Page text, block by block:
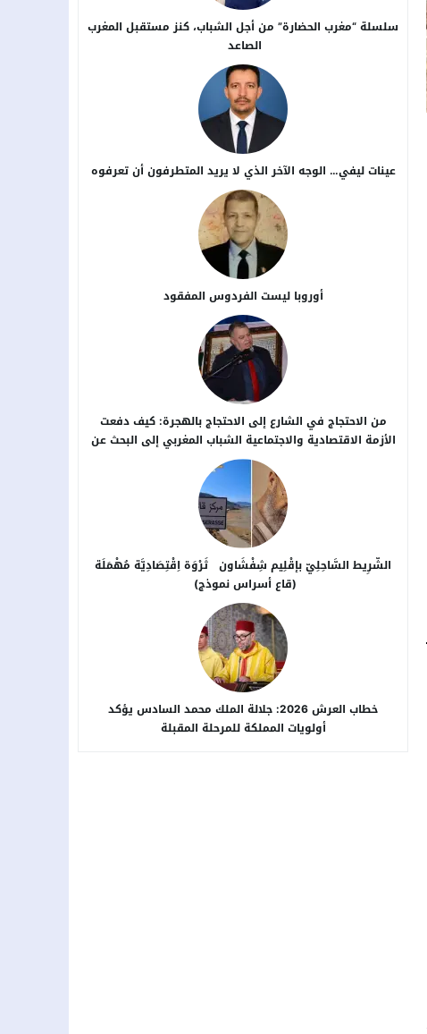
سلسلة “مغرب الحضارة” من أجل ​الشباب، كنز مستقبل المغرب
الصاعد
عينات ليفي… الوجه الآخر الذي لا يريد المتطرفون أن تعرفوه
أوروبا ليست الفردوس المفقود
من الاحتجاج في الشارع إلى الاحتجاج بالهجرة: كيف دفعت
الأزمة الاقتصادية والاجتماعية الشباب المغربي إلى البحث عن
بدائل خارج الوطن؟
الشَّرِيط السَّاحِلِيّ بإقْلِيم شِفْشَاون ثَرْوَة اِقْتِصَادِيَّة مُهْمَلَة
(قاع أسراس نموذج)
خطاب العرش 2026: جلالة الملك محمد السادس يؤكد
أولويات المملكة للمرحلة المقبلة